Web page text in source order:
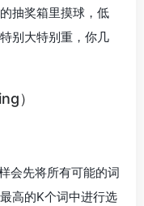
抽奖箱里摸球，低
别大特别重，你几
）
会先将所有可能的词
高的K个词中进行选